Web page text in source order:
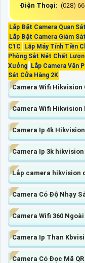
Điện Thoại: (028)
Lắp Đặt Camera Quan
Lắp Đặt Camera Giám
C1C
Lắp Máy Tính Tiền
Phòng Sắt Nét Chất
Xưởng Lắp Camera Văn
Sát Cửa Hàng 2K
Camera Wifi Hikvision
Camera Wifi Hikvision
Camera Ip 4k Hikvision
Camera Ip 3k hikvision
Lắp camera hikvision
Camera Có Độ Nhạy
Camera Wifi 360
Camera Ip Than
Camera Có Đọc Mã QR